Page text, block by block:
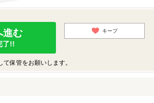
進む
了!!
キープ
保管をお願いします。